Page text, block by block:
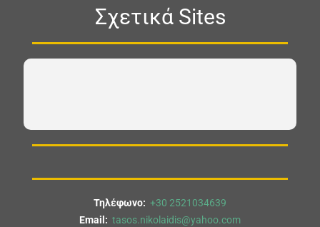
Σχετικά Sites
Τηλέφωνο: +30 2521034639
Email: tasos.nikolaidis@yahoo.com